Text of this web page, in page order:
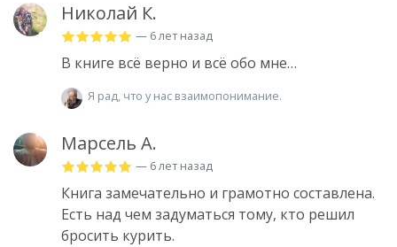
Николай К.
— 6 лет назад
В книге всё верно и всё обо мне…
Я рад, что у нас взаимопонимание.
Марсель А.
— 6 лет назад
Книга замечательно и грамотно составлена.
Есть над чем задуматься тому, кто решил
бросить курить.